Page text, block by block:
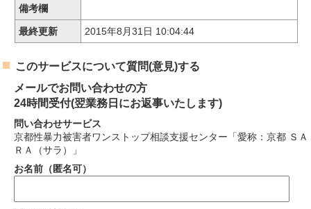
備考欄
最終更新 2015年8月31日 10:04:44
このサービスについて質問(意見)する
メールでお問い合わせの方
24時間受付(翌業務日にお返事いたします)
問い合わせサービス
京都性暴力被害者ワンストップ相談支援センター「愛称：京都 ＳＡ
ＲＡ（サラ）」
お名前（匿名可）